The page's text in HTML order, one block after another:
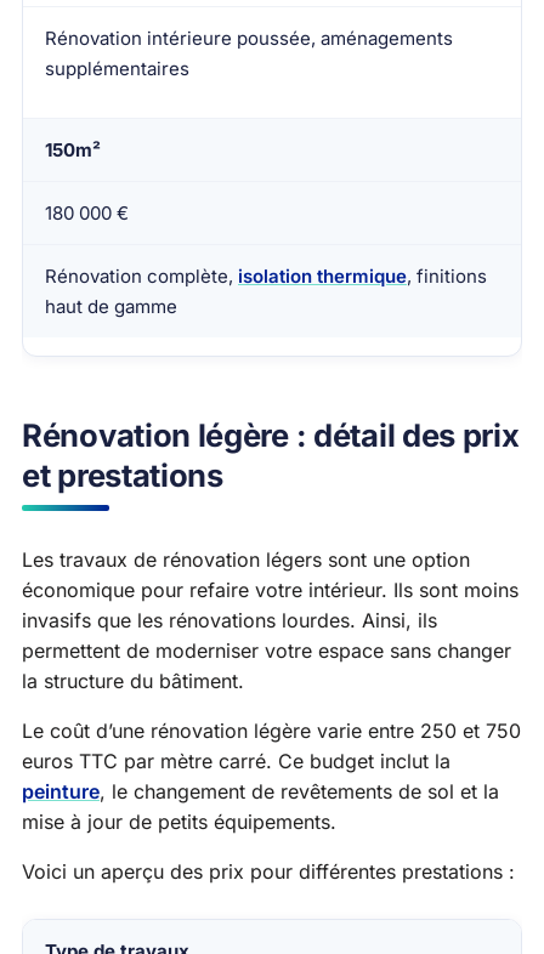
Rénovation intérieure poussée, aménagements
supplémentaires
150m²
180 000 €
Rénovation complète, isolation thermique, finitions
haut de gamme
Rénovation légère : détail des prix
et prestations
Les travaux de rénovation légers sont une option
économique pour refaire votre intérieur. Ils sont moins
invasifs que les rénovations lourdes. Ainsi, ils
permettent de moderniser votre espace sans changer
la structure du bâtiment.
Le coût d’une rénovation légère varie entre 250 et 750
euros TTC par mètre carré. Ce budget inclut la
peinture, le changement de revêtements de sol et la
mise à jour de petits équipements.
Voici un aperçu des prix pour différentes prestations :